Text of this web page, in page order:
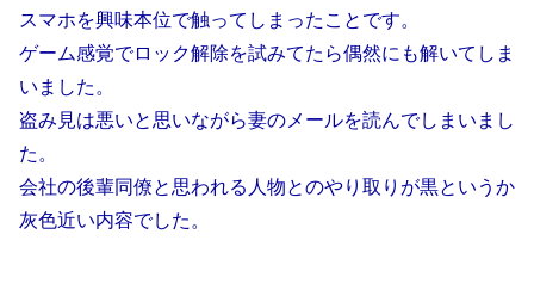
スマホを興味本位で触ってしまったことです。
ゲーム感覚でロック解除を試みてたら偶然にも解いてしま
いました。
盗み見は悪いと思いながら妻のメールを読んでしまいまし
た。
会社の後輩同僚と思われる人物とのやり取りが黒というか
灰色近い内容でした。